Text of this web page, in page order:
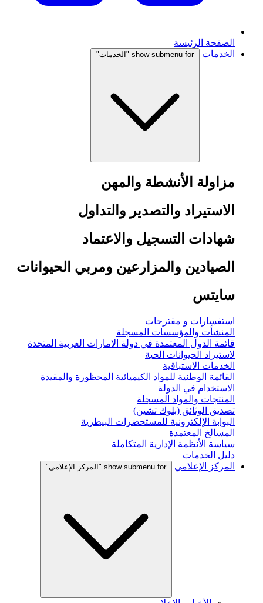
الصفحة الرئيسة
الخدمات
show submenu for "الخدمات"
مزاولة الأنشطة والمهن
الاستيراد والتصدير والتداول
شهادات التسجيل والاعتماد
الصيادين والمزارعين ومربي الحيوانات
سايتس
استفسارات و مقترحات
المنشأت والمؤسسات المسجلة
قائمة الدول المعتمدة في دولة الامارات العربية المتحدة
لاستيراد الحيوانات الحية
الخدمات الاستباقية
القائمة الوطنية للمواد الكيميائية المحظورة والمقيدة
الاستخدام في الدولة
المنتجات والمواد المسجلة
تصديق الوثائق (بلوك تشين)
البوابة الإلكترونية للمستحضرات البيطرية
المسالخ المعتمدة
سياسة الأنظمة الإدارية المتكاملة
دليل الخدمات
المركز الإعلامي
show submenu for "المركز الإعلامي"